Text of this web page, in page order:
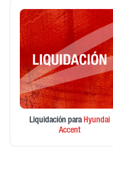
Liquidación paraHyundai
Accent